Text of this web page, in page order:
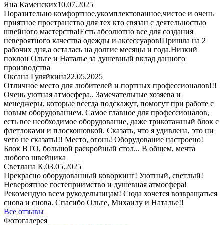
Яна Каменских10.07.2025
Поразительно комфортное,укомплектованное,чистое и очень
приятное пространство для тех кто связан с деятельностью
швейного мастерства!Есть абсолютно все для создания
невероятного качества одежды и аксессуаров!Пришла на 2
рабочих дня,а осталась на долгие месяцы и года.Низкий
поклон Ольге и Наталье за душевный вклад данного
производства
Оксана Гуляйкина22.05.2025
Отличное место для любителей и портных профессионалов!!!
Очень уютная атмосфера.. Замечательные хозяева и
менеджеры, которые всегда подскажут, помогут при работе с
новым оборудованием. Самое главное для профессионалов,
есть все необходимое оборудование, даже трикотажный блок с
флетлоками и плоскошовкой. Сказать, что я удивлена, это ни
чего не сказать!!! Место, огонь! Оборудование настроено!
Блок ВТО, большой раскройный стол... В общем, мечта
любого швейника
Светлана К.03.05.2025
Прекрасно оборудованный коворкинг! Уютный, светлый!
Невероятное гостеприимство и душевная атмосфера!
Рекомендую всем рукодельницам! Сюда хочется возвращаться
снова и снова. Спасибо Ольге, Михаилу и Наталье!!
Все отзывы
Фотогалерея